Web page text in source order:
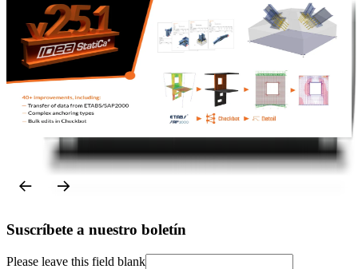
Steel
Concrete
Licensing
Release notes
Notas de la versión IDEA StatiCa 25.1
Suscríbete a nuestro boletín
Please leave this field blank